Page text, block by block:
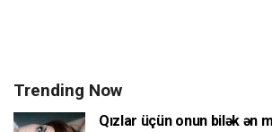
Trending Now
Qızlar üçün onun bilək ən